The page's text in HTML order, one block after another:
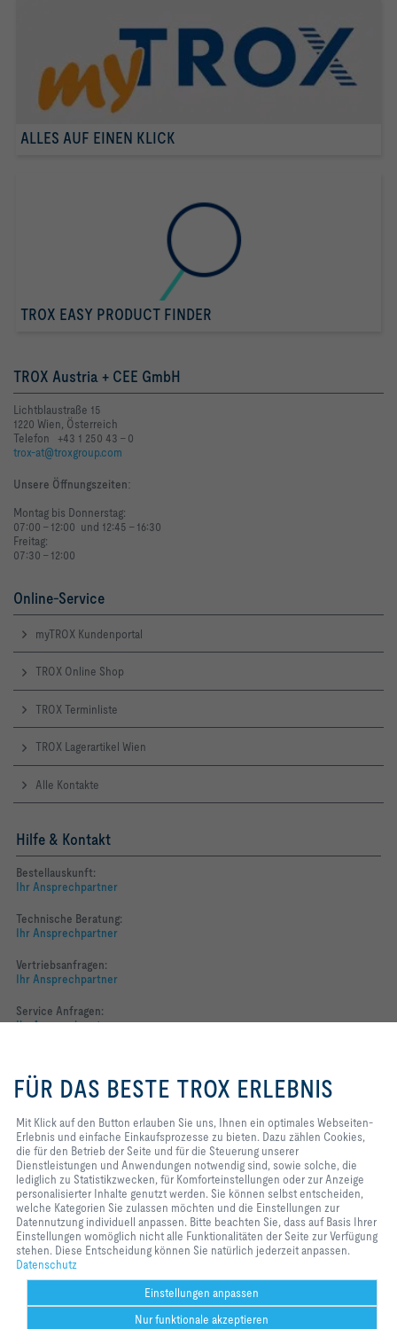
ALLES AUF EINEN KLICK
TROX EASY PRODUCT FINDER
TROX Austria + CEE GmbH
Lichtblaustraße 15
1220 Wien, Österreich
Telefon +43 1 250 43 - 0
trox-at@troxgroup.com
Unsere Öffnungszeiten:
Montag bis Donnerstag:
07:00 - 12:00 und 12:45 - 16:30
Freitag:
07:30 - 12:00
Online-Service
myTROX Kundenportal
TROX Online Shop
TROX Terminliste
TROX Lagerartikel Wien
Alle Kontakte
Hilfe & Kontakt
Bestellauskunft:
Ihr Ansprechpartner
Technische Beratung:
Ihr Ansprechpartner
Vertriebsanfragen:
Ihr Ansprechpartner
Service Anfragen:
Ihr Ansprechpartner
FACEBOOK
LINKEDIN
INSTAGRAM
Home Kontakt
2026 © TROX Austria + CEE GmbH
Sie uns, Ihnen ein optimales
Webseiten-Erlebnis und einfache
zählen Cookies, die für den
Betrieb der Seite und für die
Steuerung unserer
Dienstleistungen und
Anwendungen notwendig sind,
sowie solche, die lediglich zu
Statistikzwecken, für
Komforteinstellungen oder zur
Anzeige personalisierter Inhalte
genutzt werden. Sie können selbst
Sie zulassen möchten und die
Einstellungen zur Datennutzung
individuell anpassen. Bitte
beachten Sie, dass auf Basis Ihrer
FÜR DAS BESTE TROX ERLEBNIS
Mit Klick auf den Button erlauben Sie uns, Ihnen ein optimales Webseiten-
Erlebnis und einfache Einkaufsprozesse zu bieten. Dazu zählen Cookies,
die für den Betrieb der Seite und für die Steuerung unserer
Dienstleistungen und Anwendungen notwendig sind, sowie solche, die
lediglich zu Statistikzwecken, für Komforteinstellungen oder zur Anzeige
personalisierter Inhalte genutzt werden. Sie können selbst entscheiden,
welche Kategorien Sie zulassen möchten und die Einstellungen zur
Datennutzung individuell anpassen. Bitte beachten Sie, dass auf Basis Ihrer
Einstellungen womöglich nicht alle Funktionalitäten der Seite zur Verfügung
stehen. Diese Entscheidung können Sie natürlich jederzeit anpassen.
Datenschutz
Einstellungen anpassen
Nur funktionale akzeptieren